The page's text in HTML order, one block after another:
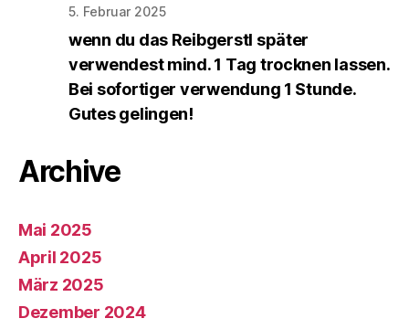
5. Februar 2025
wenn du das Reibgerstl später
verwendest mind. 1 Tag trocknen lassen.
Bei sofortiger verwendung 1 Stunde.
Gutes gelingen!
Archive
Mai 2025
April 2025
März 2025
Dezember 2024